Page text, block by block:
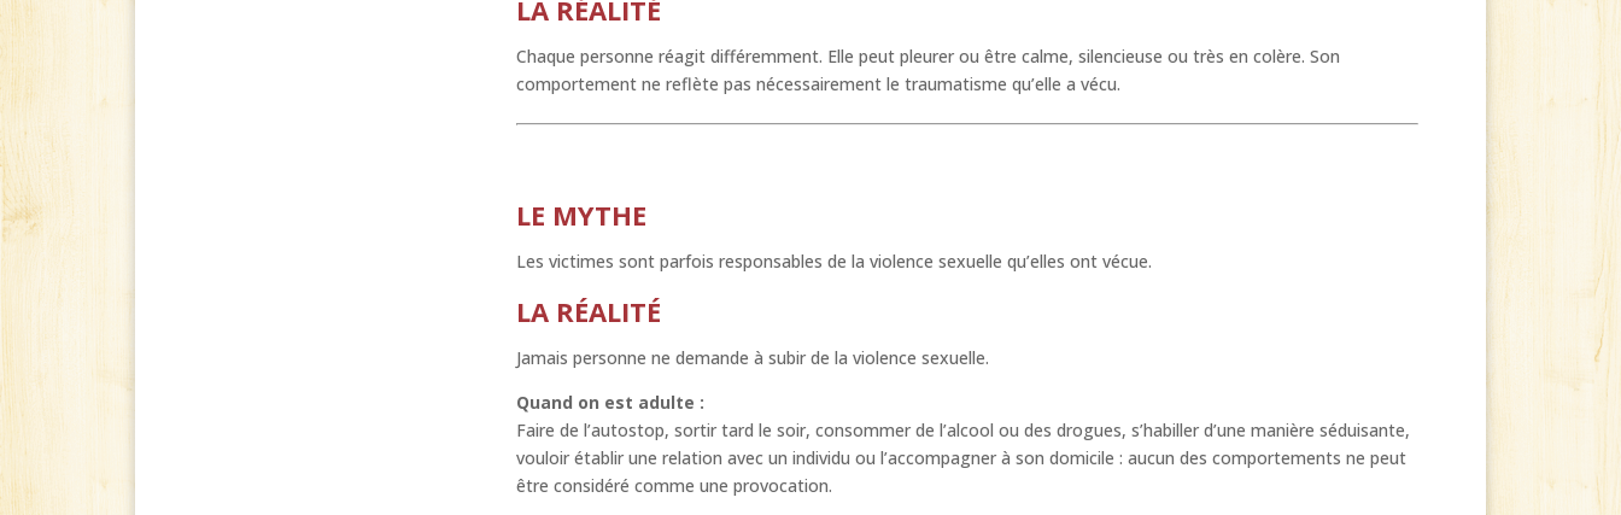
LA RÉALITÉ
Chaque personne réagit différemment. Elle peut pleurer ou être calme, silencieuse ou très en colère. Son
comportement ne reflète pas nécessairement le traumatisme qu’elle a vécu.
LE MYTHE
Les victimes sont parfois responsables de la violence sexuelle qu’elles ont vécue.
LA RÉALITÉ
Jamais personne ne demande à subir de la violence sexuelle.
Quand on est adulte :
Faire de l’autostop, sortir tard le soir, consommer de l’alcool ou des drogues, s’habiller d’une manière séduisante,
vouloir établir une relation avec un individu ou l’accompagner à son domicile : aucun des comportements ne peut
être considéré comme une provocation.